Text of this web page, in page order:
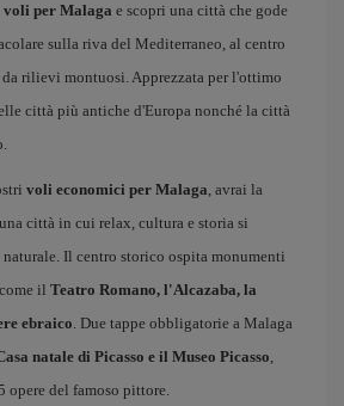
voli per Malaga e scopri una città che gode
sulla riva del Mediterraneo, al centro
rilievi montuosi. Apprezzata per l'ottimo
città più antiche d'Europa nonché la città
voli economici per Malaga, avrai la
città in cui relax, cultura e storia si
Il centro storico ospita monumenti
il Teatro Romano, l'Alcazaba, la
ebraico. Due tappe obbligatorie a Malaga
natale di Picasso e il Museo Picasso,
opere del famoso pittore.